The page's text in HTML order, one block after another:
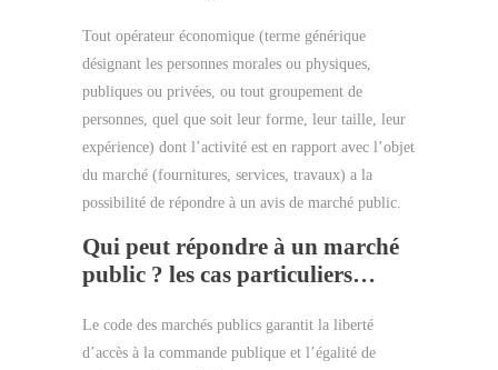
Tout opérateur économique (terme générique
désignant les personnes morales ou physiques,
publiques ou privées, ou tout groupement de
personnes, quel que soit leur forme, leur taille, leur
expérience) dont l’activité est en rapport avec l’objet
du marché (fournitures, services, travaux) a la
possibilité de répondre à un avis de marché public.
Qui peut répondre à un marché
public ? les cas particuliers…
Le code des marchés publics garantit la liberté
d’accès à la commande publique et l’égalité de